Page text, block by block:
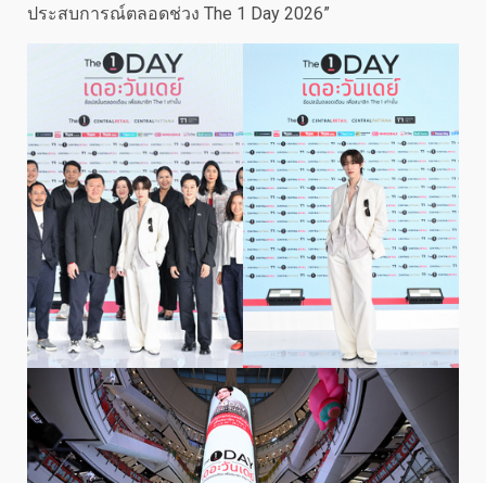
ประสบการณ์ตลอดช่วง The 1 Day 2026”